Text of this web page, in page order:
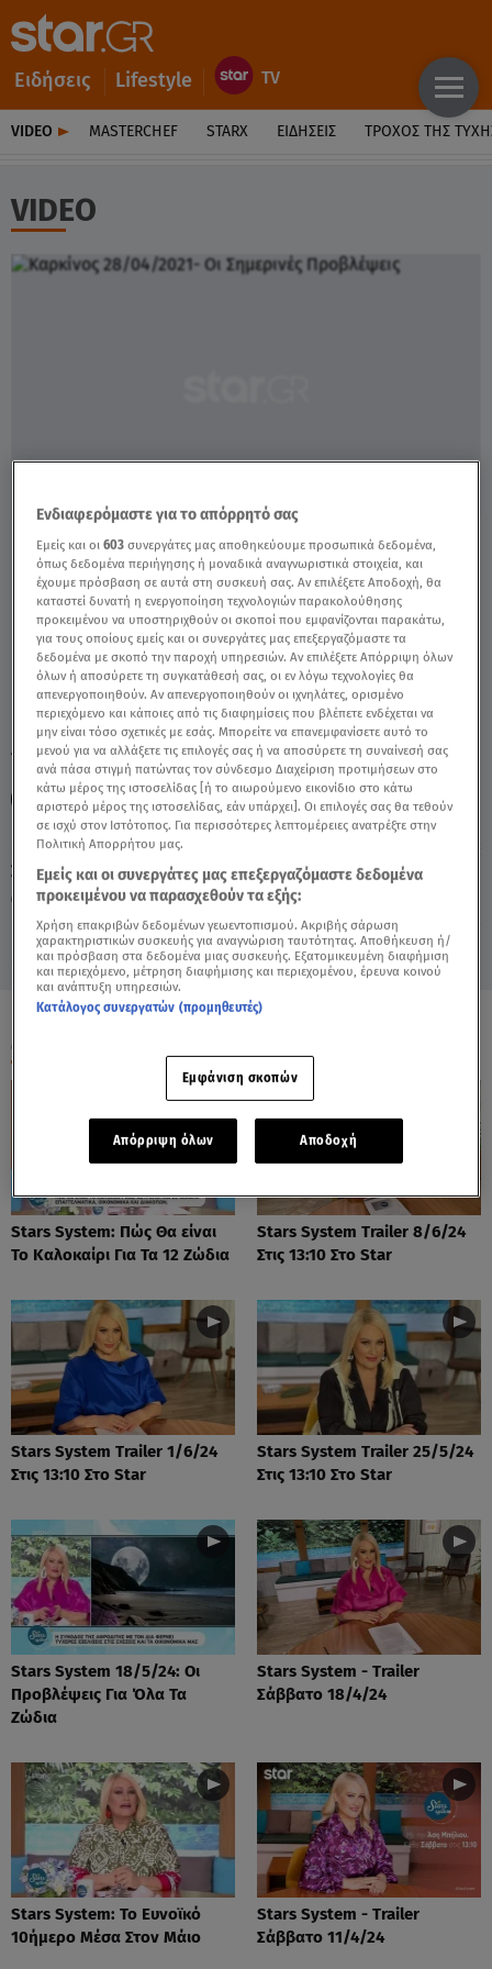
Ειδήσεις Lifestyle
VIDEO MASTERCHEF STARX ΕΙΔΉΣΕΙΣ ΤΡΟΧΌΣ ΤΗΣ
VIDEO
Σάββατο 8 Αυγούστου 2026
28.04.21, 12:10 ΖΩΔΙΑ
Καρκίνος 28/04/2021- Οι Σημερινές
Προβλέψεις - Video
TAGS: ΖΩΔΙΑ ΖΩΔΙΑ ΣΗΜΕΡΑ ΚΑΡΚΙΝΟΣ
ΖΩΔΙΑ ΑΣΗ ΜΠΗΛΙΟΥ ΑΣΤΡΟΛΟΓΙΚΕΣ ΠΡΟΒΛΕΨΕΙΣ
ΟΛΑ ΤΑ ΒΙΝΤΕΟ
Stars System: Πώς Θα είναι
Το Καλοκαίρι Για Τα 12 Ζώδια
Stars System Trailer 8/6/24
Στις 13:10 Στο Star
Stars System Trailer 1/6/24
Στις 13:10 Στο Star
Stars System Trailer 25/5/24
Στις 13:10 Στο Star
Stars System 18/5/24: Οι
Προβλέψεις Για Όλα Τα
Ζώδια
Stars System - Trailer
Σάββατο 18/4/24
Stars System: Το Ευνοϊκό
10ήμερο Μέσα Στον Μάιο
Stars System - Trailer
Σάββατο 11/4/24
Ενδιαφερόμαστε για το απόρρητό σας
Εμείς και οι603 συνεργάτες μας αποθηκεύουμε προσωπικά δεδομένα,
όπως δεδομένα περιήγησης ή μοναδικά αναγνωριστικά στοιχεία, και
έχουμε πρόσβαση σε αυτά στη συσκευή σας. Αν επιλέξετε Αποδοχή, θα
καταστεί δυνατή η ενεργοποίηση τεχνολογιών παρακολούθησης
προκειμένου να υποστηριχθούν οι σκοποί που εμφανίζονται παρακάτω,
για τους οποίους εμείς και οι συνεργάτες μας επεξεργαζόμαστε τα
δεδομένα με σκοπό την παροχή υπηρεσιών. Αν επιλέξετε Απόρριψη όλων
όλων ή αποσύρετε τη συγκατάθεσή σας, οι εν λόγω τεχνολογίες θα
απενεργοποιηθούν. Αν απενεργοποιηθούν οι ιχνηλάτες, ορισμένο
περιεχόμενο και κάποιες από τις διαφημίσεις που βλέπετε ενδέχεται να
μην είναι τόσο σχετικές με εσάς. Μπορείτε να επανεμφανίσετε αυτό το
μενού για να αλλάξετε τις επιλογές σας ή να αποσύρετε τη συναίνεσή σας
ανά πάσα στιγμή πατώντας τον σύνδεσμο Διαχείριση προτιμήσεων στο
κάτω μέρος της ιστοσελίδας [ή το αιωρούμενο εικονίδιο στο κάτω
αριστερό μέρος της ιστοσελίδας, εάν υπάρχει]. Οι επιλογές σας θα τεθούν
σε ισχύ στον Ιστότοπος. Για περισσότερες λεπτομέρειες ανατρέξτε στην
Πολιτική Απορρήτου μας.
Εμείς και οι συνεργάτες μας επεξεργαζόμαστε δεδομένα
προκειμένου να παρασχεθούν τα εξής:
Χρήση επακριβών δεδομένων γεωεντοπισμού. Ακριβής σάρωση
χαρακτηριστικών συσκευής για αναγνώριση ταυτότητας. Αποθήκευση ή/
και πρόσβαση στα δεδομένα μιας συσκευής. Εξατομικευμένη διαφήμιση
και περιεχόμενο, μέτρηση διαφήμισης και περιεχομένου, έρευνα κοινού
και ανάπτυξη υπηρεσιών.
Κατάλογος συνεργατών (προμηθευτές)
Εμφάνιση σκοπών
Απόρριψη όλων Αποδοχή